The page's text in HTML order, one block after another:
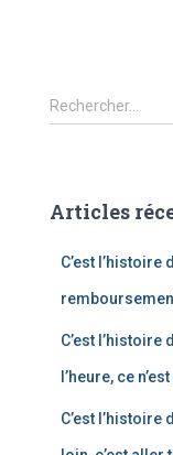
R
e
r
Rechercher…
Articles
C’est l’histoire
C’est l’histoire
l’heure, ce
C’est